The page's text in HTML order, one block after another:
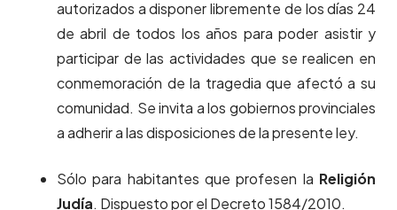
autorizados a disponer libremente de los días 24
de abril de todos los años para poder asistir y
participar de las actividades que se realicen en
conmemoración de la tragedia que afectó a su
comunidad. Se invita a los gobiernos provinciales
a adherir a las disposiciones de la presente ley.
Sólo para habitantes que profesen la Religión
Judía. Dispuesto por el Decreto 1584/2010.